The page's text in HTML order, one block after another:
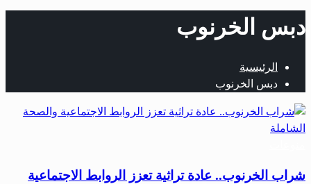
دبس الخرنوب
الرئيسية
دبس الخرنوب
شراب الخرنوب.. عادة تراثية تعزز الروابط الاجتماعية